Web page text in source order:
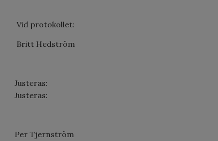
Vid protokollet:
Britt Hedström
Justeras:
Justeras:
Per Tjernström